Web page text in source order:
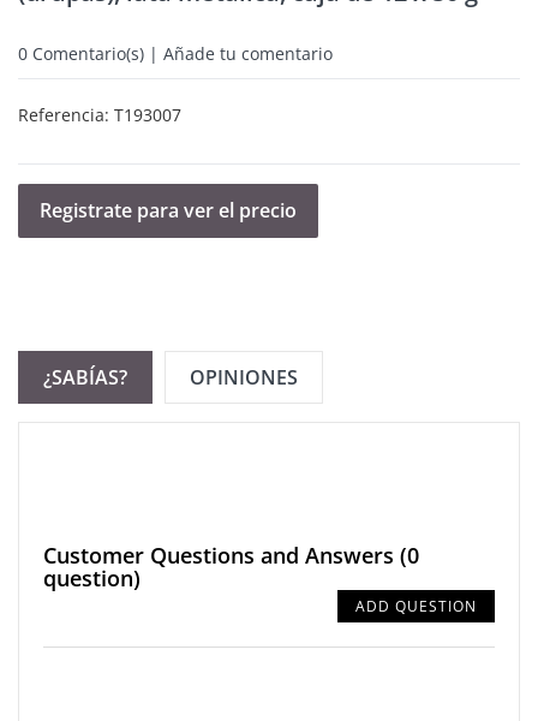
0 Comentario(s) | Añade tu comentario
Referencia: T193007
Registrate para ver el precio
¿SABÍAS? OPINIONES
Customer Questions and Answers (0
question)
ADD QUESTION